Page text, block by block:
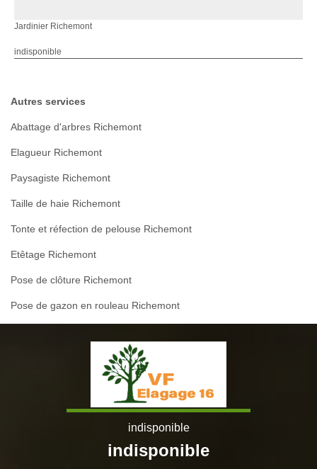
Jardinier Richemont
indisponible
Autres services
Abattage d'arbres Richemont
Elagueur Richemont
Paysagiste Richemont
Taille de haie Richemont
Tonte et réfection de pelouse Richemont
Etêtage Richemont
Pose de clôture Richemont
Pose de gazon en rouleau Richemont
indisponible
indisponible